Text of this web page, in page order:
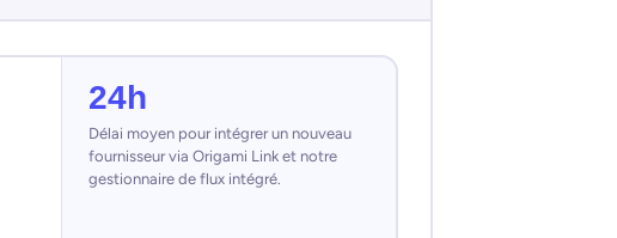
24h
Délai moyen pour intégrer un nouveau
fournisseur via Origami Link et notre
gestionnaire de flux intégré.